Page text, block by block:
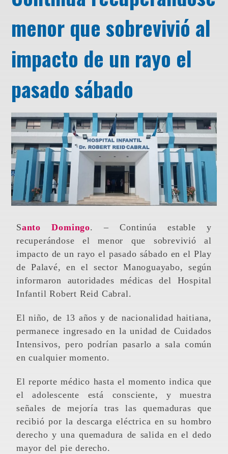
menor que sobrevivió al
impacto de un rayo el
pasado sábado
Santo Domingo. – Continúa estable y
recuperándose el menor que sobrevivió al
impacto de un rayo el pasado sábado en el Play
de Palavé, en el sector Manoguayabo, según
informaron autoridades médicas del Hospital
Infantil Robert Reid Cabral.
El niño, de 13 años y de nacionalidad haitiana,
permanece ingresado en la unidad de Cuidados
Intensivos, pero podrían pasarlo a sala común
en cualquier momento.
El reporte médico hasta el momento indica que
el adolescente está consciente, y muestra
señales de mejoría tras las quemaduras que
recibió por la descarga eléctrica en su hombro
derecho y una quemadura de salida en el dedo
mayor del pie derecho.